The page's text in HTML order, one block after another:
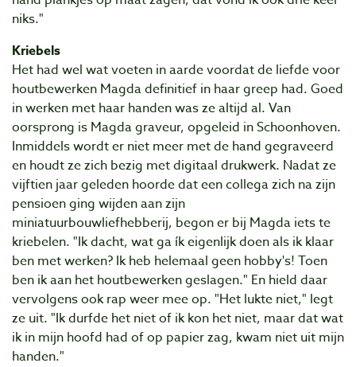
niks."
Kriebels
Het had wel wat voeten in aarde voordat de liefde voor
houtbewerken Magda definitief in haar greep had. Goed
in werken met haar handen was ze altijd al. Van
oorsprong is Magda graveur, opgeleid in Schoonhoven.
Inmiddels wordt er niet meer met de hand gegraveerd
en houdt ze zich bezig met digitaal drukwerk. Nadat ze
vijftien jaar geleden hoorde dat een collega zich na zijn
pensioen ging wijden aan zijn
miniatuurbouwliefhebberij, begon er bij Magda iets te
kriebelen. "Ik dacht, wat ga ík eigenlijk doen als ik klaar
ben met werken? Ik heb helemaal geen hobby's! Toen
ben ik aan het houtbewerken geslagen." En hield daar
vervolgens ook rap weer mee op. "Het lukte niet," legt
ze uit. "Ik durfde het niet of ik kon het niet, maar dat wat
ik in mijn hoofd had of op papier zag, kwam niet uit mijn
handen."